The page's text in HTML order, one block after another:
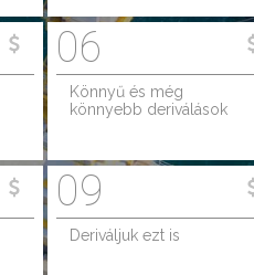
06
Könnyű és még
könnyebb deriválások
09
Deriváljuk ezt is